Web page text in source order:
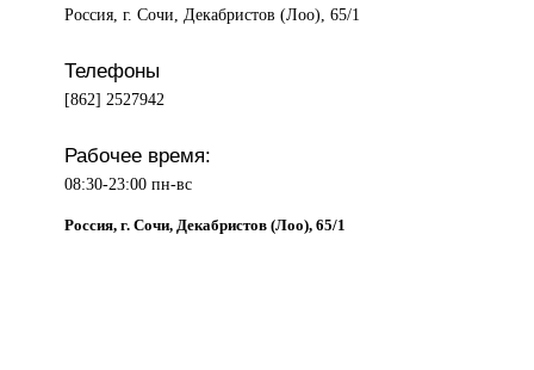
Россия, г. Сочи, Декабристов (Лоо), 65/1
Телефоны
[862] 2527942
Рабочее время:
08:30-23:00 пн-вс
Россия, г. Сочи, Декабристов (Лоо), 65/1